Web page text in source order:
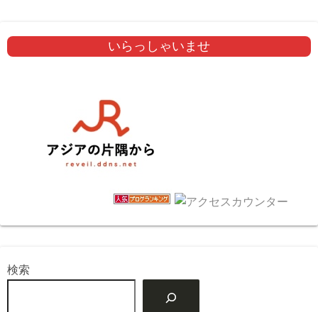
いらっしゃいませ
検索